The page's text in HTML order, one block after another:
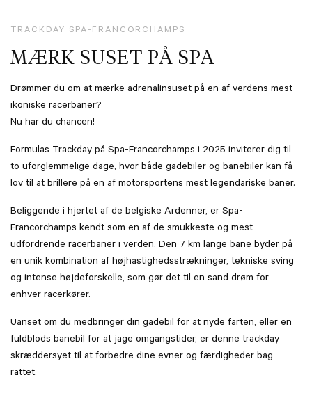
TRACKDAY SPA-FRANCORCHAMPS
MÆRK SUSET PÅ SPA
Drømmer du om at mærke adrenalinsuset på en af verdens mest
ikoniske racerbaner?
Nu har du chancen!
Formulas Trackday på Spa-Francorchamps i 2025 inviterer dig til
to uforglemmelige dage, hvor både gadebiler og banebiler kan få
lov til at brillere på en af motorsportens mest legendariske baner.
Beliggende i hjertet af de belgiske Ardenner, er Spa-
Francorchamps kendt som en af de smukkeste og mest
udfordrende racerbaner i verden. Den 7 km lange bane byder på
en unik kombination af højhastighedsstrækninger, tekniske sving
og intense højdeforskelle, som gør det til en sand drøm for
enhver racerkører.
Uanset om du medbringer din gadebil for at nyde farten, eller en
fuldblods banebil for at jage omgangstider, er denne trackday
skræddersyet til at forbedre dine evner og færdigheder bag
rattet.